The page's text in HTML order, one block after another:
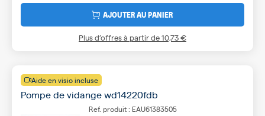
AJOUTER AU PANIER
Plus d’offres à partir de10,73 €
Aide en visio incluse
Pompe de vidange wd14220fdb
Ref. produit : EAU61383505